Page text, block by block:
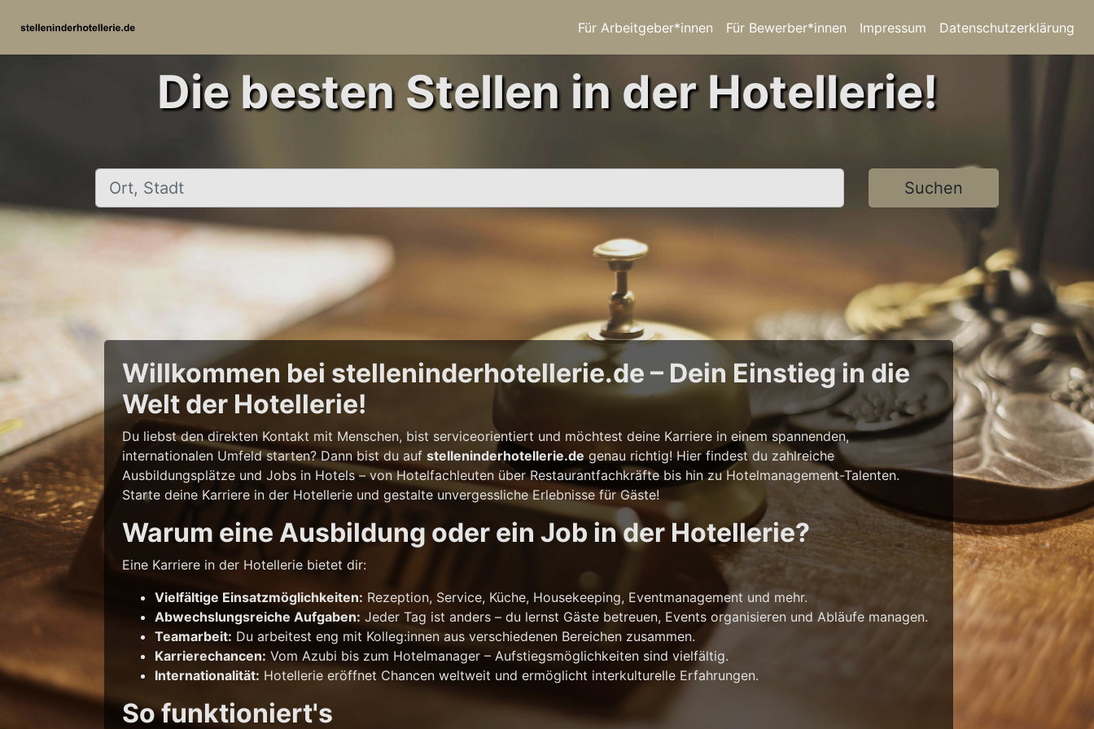
Für Arbeitgeber*innen Für Bewerber*innen Impressum Datenschutzerklärung
Die besten Stellen in der Hotellerie!
Ort, Stadt Suchen
Willkommen bei stelleninderhotellerie.de – Dein Einstieg in die
Welt der Hotellerie!
Du liebst den direkten Kontakt mit Menschen, bist serviceorientiert und möchtest deine Karriere in einem spannenden,
internationalen Umfeld starten? Dann bist du aufstelleninderhotellerie.degenau richtig! Hier findest du zahlreiche
Ausbildungsplätze und Jobs in Hotels – von Hotelfachleuten über Restaurantfachkräfte bis hin zu Hotelmanagement-Talenten.
Starte deine Karriere in der Hotellerie und gestalte unvergessliche Erlebnisse für Gäste!
Warum eine Ausbildung oder ein Job in der Hotellerie?
Eine Karriere in der Hotellerie bietet dir:
Vielfältige Einsatzmöglichkeiten: Rezeption, Service, Küche, Housekeeping, Eventmanagement und mehr.
Abwechslungsreiche Aufgaben: Jeder Tag ist anders – du lernst Gäste betreuen, Events organisieren und Abläufe managen.
Teamarbeit: Du arbeitest eng mit Kolleg:innen aus verschiedenen Bereichen zusammen.
Karrierechancen: Vom Azubi bis zum Hotelmanager – Aufstiegsmöglichkeiten sind vielfältig.
Internationalität: Hotellerie eröffnet Chancen weltweit und ermöglicht interkulturelle Erfahrungen.
So funktioniert's